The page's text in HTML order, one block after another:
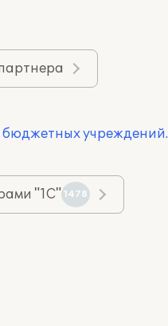
учреждений.
"1С" 1478